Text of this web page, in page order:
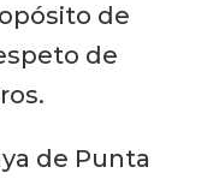
de
de
de Punta